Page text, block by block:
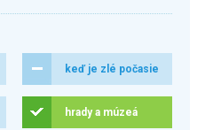
keď je zlé počasie
hrady a múzeá